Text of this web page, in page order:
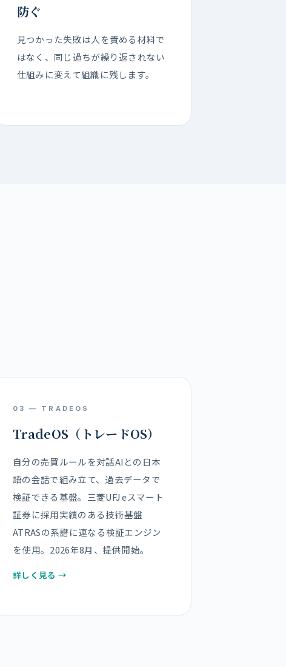
防ぐ
見つかった失敗は人を責める材料で
はなく、同じ過ちが繰り返されない
仕組みに変えて組織に残します。
03 — TRADEOS
TradeOS（トレードOS）
自分の売買ルールを対話AIとの日本
語の会話で組み立て、過去データで
検証できる基盤。三菱UFJ eスマート
証券に採用実績のある技術基盤
ATRASの系譜に連なる検証エンジン
を使用。2026年8月、提供開始。
詳しく見る →